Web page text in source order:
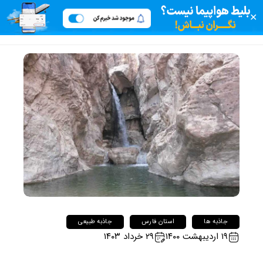
✕
جاذبه ها استان فارس جاذبه طبیعی
۱۹ اردیبهشت ۱۴۰۰ ۲۹ خرداد ۱۴۰۳